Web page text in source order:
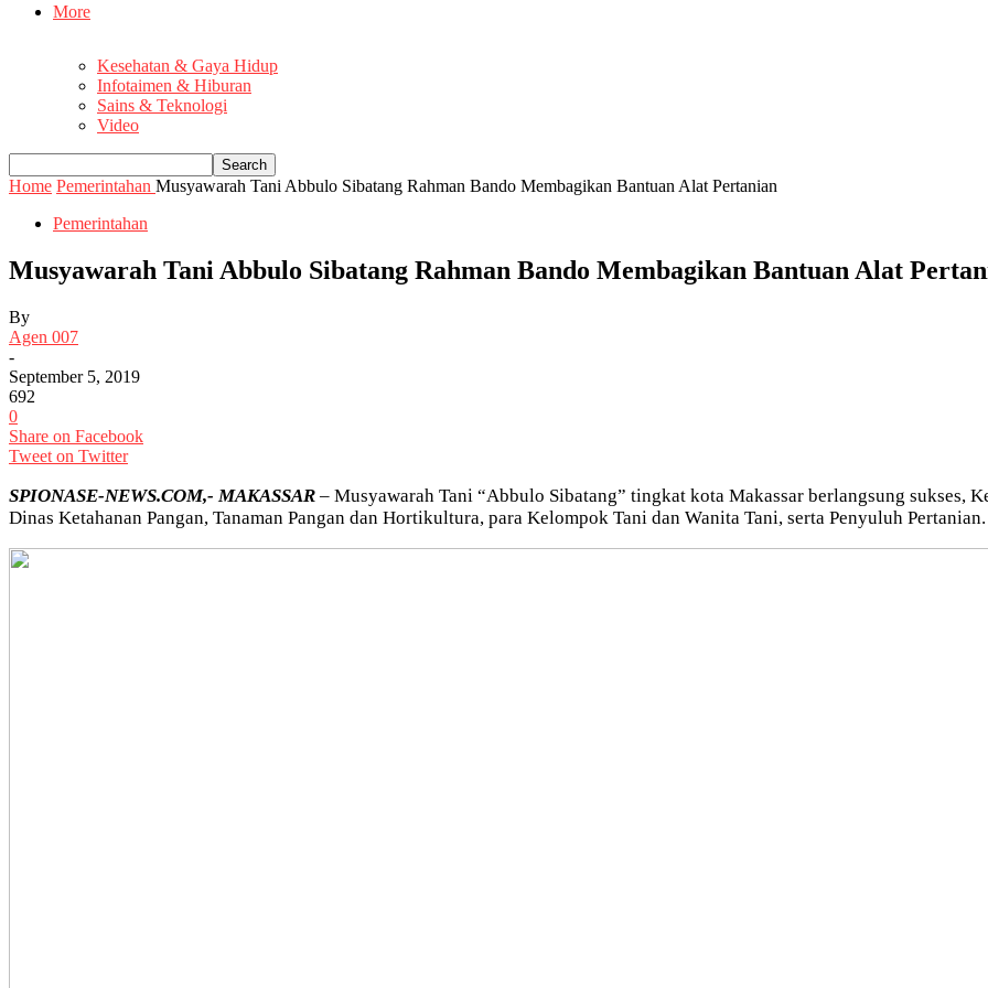
More
Kesehatan & Gaya Hidup
Infotaimen & Hiburan
Sains & Teknologi
Video
Home Pemerintahan Musyawarah Tani Abbulo Sibatang Rahman Bando Membagikan Bantuan Alat Pertanian
Pemerintahan
Musyawarah Tani Abbulo Sibatang Rahman Bando Membagikan Bantuan Alat
By
Agen 007
-
September 5, 2019
692
0
Share on Facebook
Tweet on Twitter
SPIONASE-NEWS.COM,- MAKASSAR – Musyawarah Tani “Abbulo Sibatang” tingkat kota Makassar berlangsung
Dinas Ketahanan Pangan, Tanaman Pangan dan Hortikultura, para Kelompok Tani dan Wanita Tani, serta Penyuluh Pertanian.